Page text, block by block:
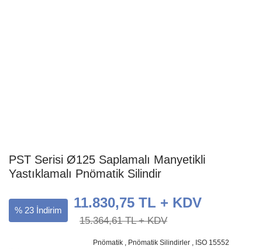
PST Serisi Ø125 Saplamalı Manyetikli
Yastıklamalı Pnömatik Silindir
% 23 İndirim 11.830,75 TL + KDV
15.364,61 TL + KDV
Pnömatik , Pnömatik Silindirler , ISO 15552